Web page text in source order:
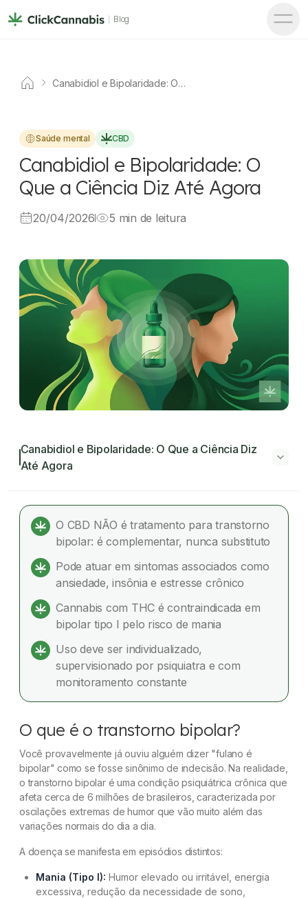
Blog
Canabidiol e Bipolaridade: O
Saúde mental CBD
Canabidiol e Bipolaridade: O
Que a Ciência Diz Até Agora
20/04/2026 5 min de leitura
Canabidiol e Bipolaridade: O Que a Ciência Diz
Até Agora
Diz Até Agora
O que é o transtorno bipolar?
Qual o tratamento padrão para o transtorno
Desafios do tratamento convencional: por que
buscar alternativas?
CBD e transtorno bipolar: o que a ciência diz?
CBD vs. cannabis com THC: por que a diferença
Efeitos colaterais do canabidiol (CBD)
Segurança e interações medicamentosas do
CBD
Em quais situações o CBD pode ser
Dia Mundial do Transtorno Bipolar:
conscientização e informação
O CBD NÃO é tratamento para transtorno
bipolar: é complementar, nunca substituto
Pode atuar em sintomas associados como
ansiedade, insônia e estresse crônico
Cannabis com THC é contraindicada em
bipolar tipo I pelo risco de mania
Uso deve ser individualizado,
supervisionado por psiquiatra e com
monitoramento constante
O que é o transtorno bipolar?
Você provavelmente já ouviu alguém dizer "fulano é
bipolar" como se fosse sinônimo de indecisão. Na realidade,
o transtorno bipolar é uma condição psiquiátrica crônica que
afeta cerca de 6 milhões de brasileiros, caracterizada por
oscilações extremas de humor que vão muito além das
variações normais do dia a dia.
A doença se manifesta em episódios distintos:
Mania (Tipo I): Humor elevado ou irritável, energia
excessiva, redução da necessidade de sono,